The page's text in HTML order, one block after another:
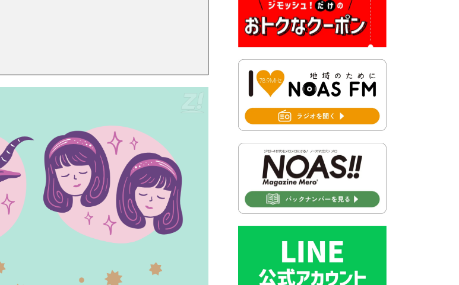
対抗「福岡駅伝」出場選手募
集！
2026年7月31日 第６次豊前市
総合計画後期基本計画策定業
書が変わります！
2026年7月30日 豊前市立豊前
中学校の進捗状況について
2026年7月30日 豊前市立学校
2026年7月30日 豊前市立学校
紹介≪再編計画の見直しにつ
いて≫